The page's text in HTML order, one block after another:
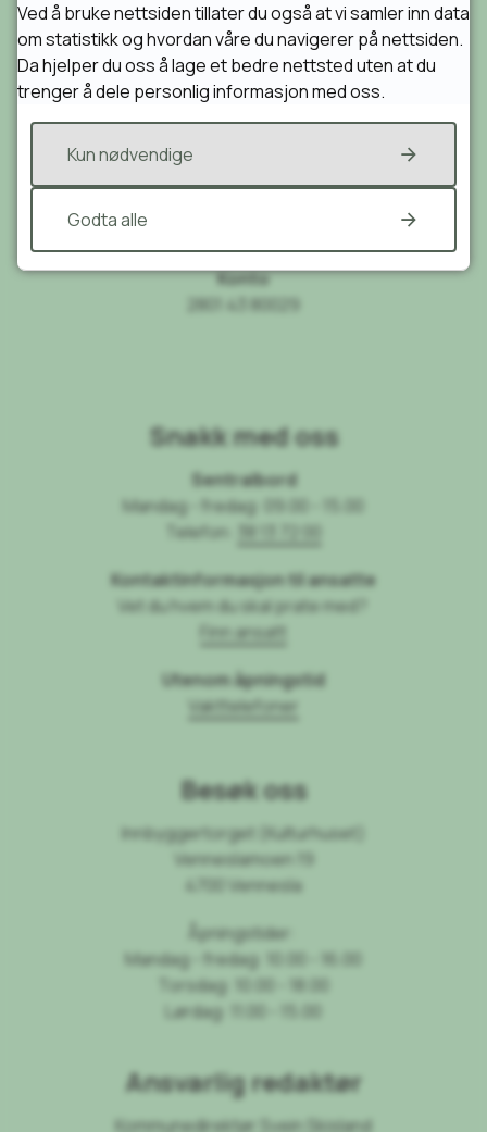
Send sikker post til oss
eDialog
E-post
post@vennesla.kommune.no
faktura@vennesla.kommune.no
Konto
2801 43 80029
Snakk med oss
Sentralbord
Mandag - fredag: 09.00 - 15.00
Telefon:
38 13 72 00
Kontaktinformasjon til ansatte
Vet du hvem du skal prate med?
Finn ansatt
Utenom åpningstid
Vakttelefoner
Besøk oss
Innbyggertorget (Kulturhuset)
Venneslamoen 19
4700 Vennesla
Åpningstider:
Mandag - fredag: 10.00 - 16.00
Torsdag: 10.00 - 18.00
Lørdag: 11.00 - 15.00
Ansvarlig redaktør
Kommunedirektør Svein Skisland
Ved å bruke nettsiden tillater du også at vi samler inn data
om statistikk og hvordan våre du navigerer på nettsiden.
Da hjelper du oss å lage et bedre nettsted uten at du
trenger å dele personlig informasjon med oss.
Kun nødvendige
Godta alle